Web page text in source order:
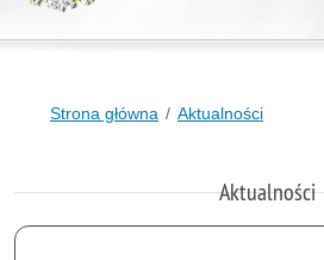
Strona główna Aktualności
Aktualności